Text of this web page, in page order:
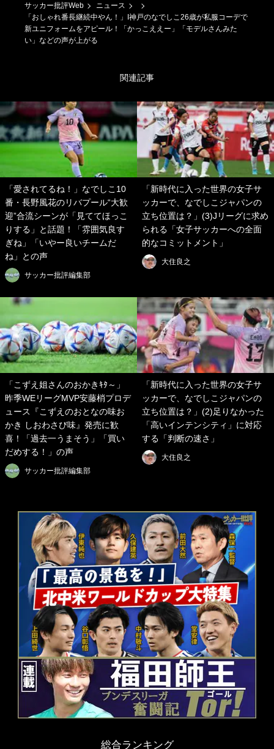
サッカー批評Web
ニュース
「おしゃれ番長継続中やん！」I神戸のなでしこ26歳が私服コーデで
新ユニフォームをアピール！「かっこええー」「モデルさんみた
い」などの声が上がる
関連記事
「愛されてるね！」なでしこ10
番・長野風花のリバプール“大歓
迎”合流シーンが「見ててほっこ
りする」と話題！「雰囲気良す
ぎね」「いやー良いチームだ
ね」との声
サッカー批評編集部
「新時代に入った世界の女子サ
ッカーで、なでしこジャパンの
立ち位置は？」(3)Jリーグに求め
られる「女子サッカーへの全面
的なコミットメント」
大住良之
「こずえ姐さんのおかきｷﾀ～」
昨季WEリーグMVP安藤梢プロデ
ュース『こずえのおとなの味お
かき しおわさび味』発売に歓
喜！「過去一うまそう」「買い
だめする！」の声
サッカー批評編集部
「新時代に入った世界の女子サ
ッカーで、なでしこジャパンの
立ち位置は？」(2)足りなかった
「高いインテンシティ」に対応
する「判断の速さ」
大住良之
総合ランキング